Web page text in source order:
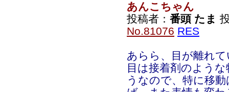
あんこちゃん
投稿者： 番頭 たま
No.81076 RES
あらら、目が離れ
目は接着剤のよう
うなので、特に移